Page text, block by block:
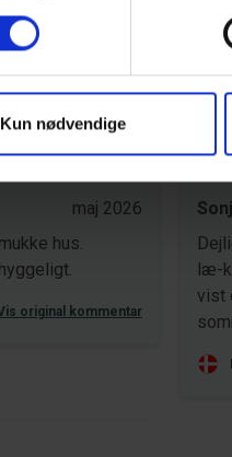
Kun nødvendige
Grund
maj 2026
hus.
original kommentar
læ-
vist